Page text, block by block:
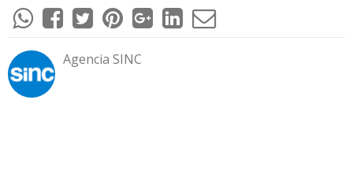
Agencia SINC